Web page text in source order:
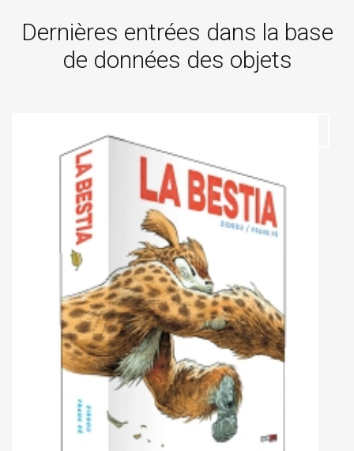
Dernières entrées dans la base
de données des objets